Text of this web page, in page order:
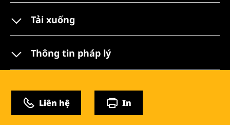
Tải xuống
Thông tin pháp lý
Liên hệ In